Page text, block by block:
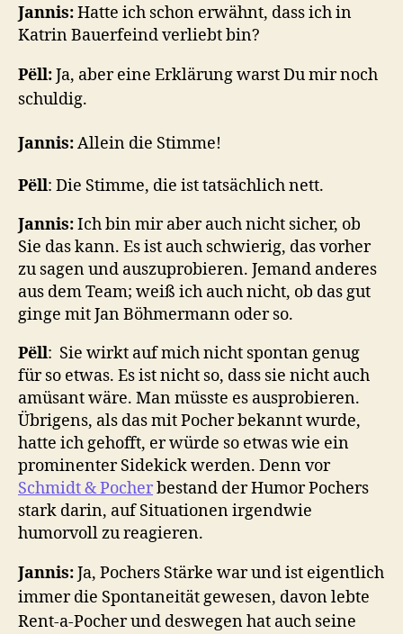
Jannis:Hatte ich schon erwähnt, dass ich in
Katrin Bauerfeind verliebt bin?
Pëll:Ja, aber eine Erklärung warst Du mir noch
schuldig.
Jannis:Allein die Stimme!
Pëll: Die Stimme, die ist tatsächlich nett.
Jannis:Ich bin mir aber auch nicht sicher, ob
Sie das kann. Es ist auch schwierig, das vorher
zu sagen und auszuprobieren. Jemand anderes
aus dem Team; weiß ich auch nicht, ob das gut
ginge mit Jan Böhmermann oder so.
Pëll: Sie wirkt auf mich nicht spontan genug
für so etwas. Es ist nicht so, dass sie nicht auch
amüsant wäre. Man müsste es ausprobieren.
Übrigens, als das mit Pocher bekannt wurde,
hatte ich gehofft, er würde so etwas wie ein
prominenter Sidekick werden. Denn vor
Schmidt & Pocherbestand der Humor Pochers
stark darin, auf Situationen irgendwie
humorvoll zu reagieren.
Jannis:Ja, Pochers Stärke war und ist eigentlich
immer die Spontaneität gewesen, davon lebte
Rent-a-Pocher und deswegen hat auch seine